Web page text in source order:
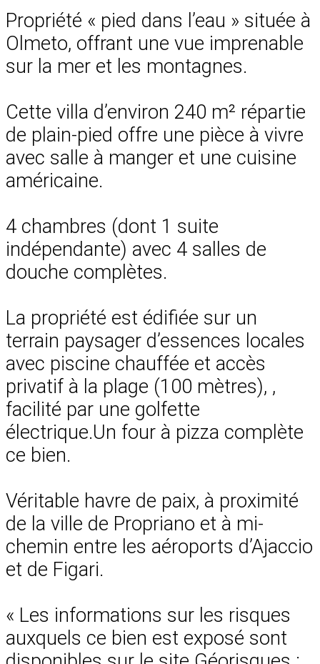
Propriété « pied dans l’eau » située à
Olmeto, offrant une vue imprenable
sur la mer et les montagnes.
Cette villa d’environ 240 m² répartie
de plain-pied offre une pièce à vivre
avec salle à manger et une cuisine
américaine.
4 chambres (dont 1 suite
indépendante) avec 4 salles de
douche complètes.
La propriété est édifiée sur un
terrain paysager d’essences locales
avec piscine chauffée et accès
privatif à la plage (100 mètres), ,
facilité par une golfette
électrique.Un four à pizza complète
ce bien.
Véritable havre de paix, à proximité
de la ville de Propriano et à mi-
chemin entre les aéroports d’Ajaccio
et de Figari.
« Les informations sur les risques
auxquels ce bien est exposé sont